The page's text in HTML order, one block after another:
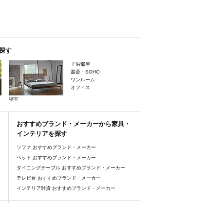
す
寝室
子供部屋
書斎・SOHO
ワンルーム
オフィス
おすすめブランド・メーカーから家具・
インテリアを探す
ソファ おすすめブランド・メーカー
ベッド おすすめブランド・メーカー
ダイニングテーブル おすすめブランド・メーカー
テレビ台 おすすめブランド・メーカー
インテリア雑貨 おすすめブランド・メーカー